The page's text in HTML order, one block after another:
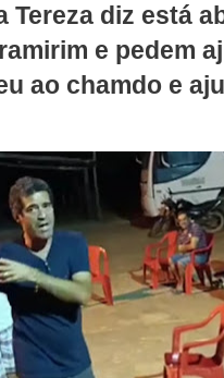
Tereza diz está
e pedem
ao chamdo e